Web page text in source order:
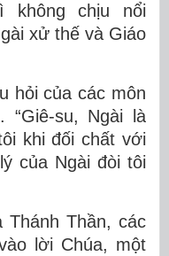
không chịu nổi
xử thế và Giáo
hỏi của các môn
su, Ngài là
khi đối chất với
của Ngài đòi tôi
Thánh Thần, các
lời Chúa, một